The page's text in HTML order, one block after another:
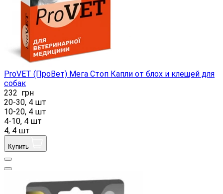
ProVET (ПроВет) Мега Стоп Капли от блох и клещей для
собак
232 грн
20-30, 4 шт
10-20, 4 шт
4-10, 4 шт
4, 4 шт
Купить